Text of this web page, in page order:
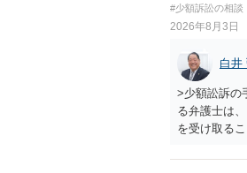
との取引関
ものではあ
手続を履行
#少額訴訟の相談
2026年8月3日
白井
>少額訟訴の
る弁護士は
を受け取る
合も）、裁